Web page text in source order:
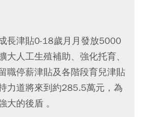
長津貼0-18歲月月發放5000
大人工生殖補助、強化托育、
職停薪津貼及各階段育兒津貼
力道將來到約285.5萬元，為
大的後盾 。